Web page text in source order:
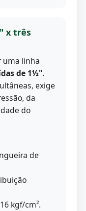
x três
uma linha
de 1½".
exige
da
do
de
kgf/cm².